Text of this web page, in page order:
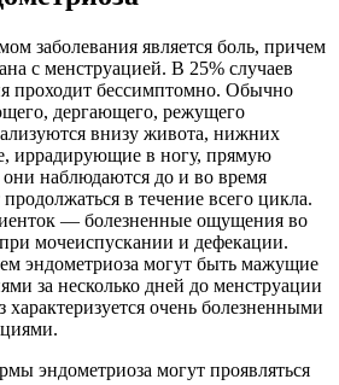
заболевания является боль, причем
с менструацией. В 25% случаев
проходит бессимптомно. Обычно
дергающего, режущего
внизу живота, нижних
иррадирующие в ногу, прямую
наблюдаются до и во время
в течение всего цикла.
— болезненные ощущения во
мочеиспускании и дефекации.
эндометриоза могут быть мажущие
за несколько дней до менструации
очень болезненными
эндометриоза могут проявляться